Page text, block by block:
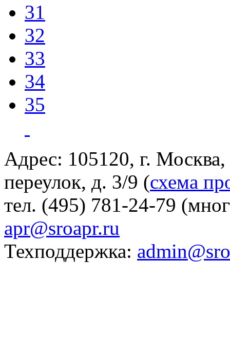
31
32
33
34
35
Адрес: 105120, г.
переулок, д. 3/9 (схема
тел. (495) 781-24-79
apr@sroapr.ru
Техподдержка: